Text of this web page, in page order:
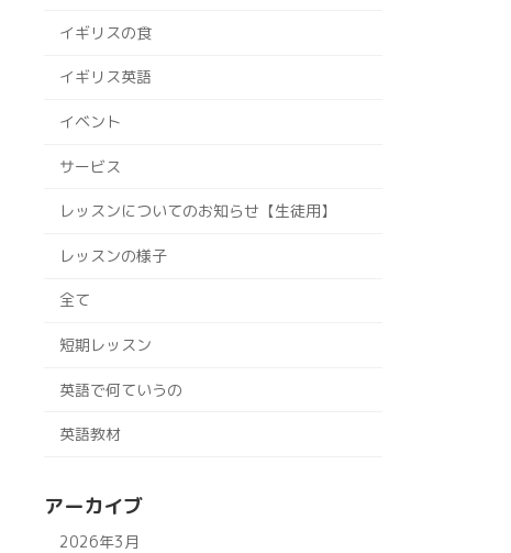
イギリスの食
イギリス英語
イベント
サービス
レッスンについてのお知らせ【生徒用】
レッスンの様子
全て
短期レッスン
英語で何ていうの
英語教材
アーカイブ
2026年3月